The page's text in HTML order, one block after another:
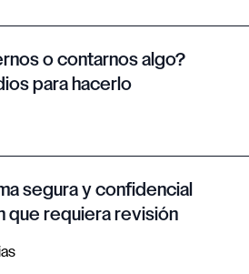
o contarnos algo?
para hacerlo
segura y confidencial
que requiera revisión